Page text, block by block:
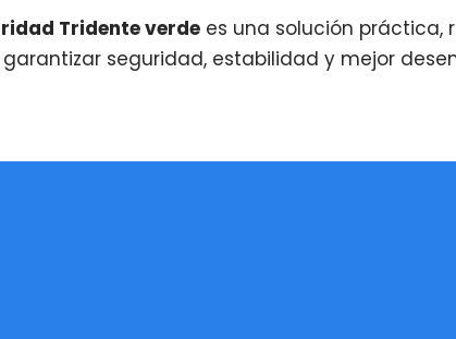
Tridente verde es una solución práctica,
garantizar seguridad, estabilidad y mejor